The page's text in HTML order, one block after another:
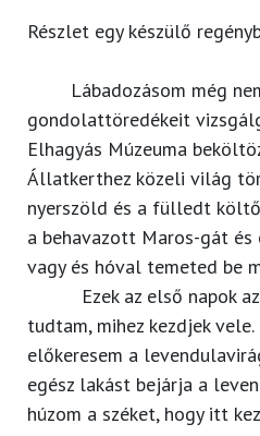
Részlet egy készülő
Lábadozásom még nem
gondolattöredékeit
Elhagyás Múzeuma
Állatkerthez közeli világ
nyerszöld és a fülledt
a behavazott Maros-gát és
vagy és hóval temeted be
Ezek az első napok
tudtam, mihez kezdjek
előkeresem a
egész lakást bejárja a
húzom a széket, hogy itt